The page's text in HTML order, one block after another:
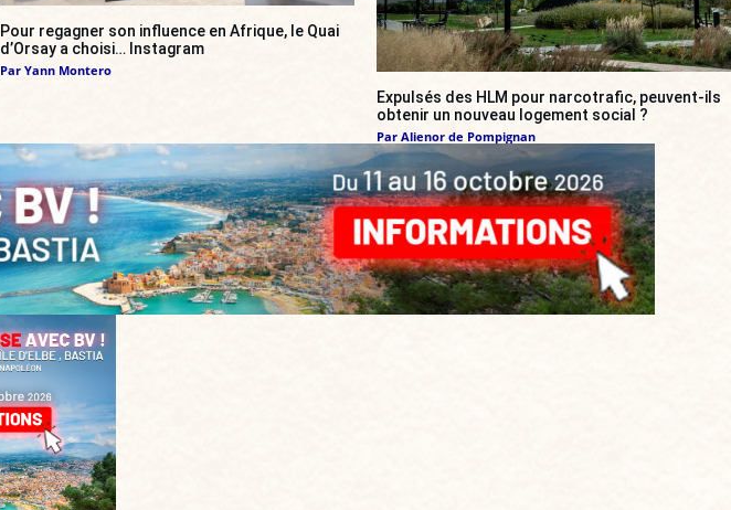
Pour regagner son influence en Afrique, le Quai
d’Orsay a choisi… Instagram
Par Yann Montero
Expulsés des HLM pour narcotrafic, peuvent-ils
obtenir un nouveau logement social ?
Par Alienor de Pompignan